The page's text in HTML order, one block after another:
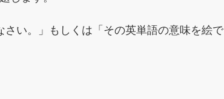
さい。」もしくは「その英単語の意味を絵で